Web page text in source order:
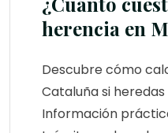
herencia en
Descubre cómo
Cataluña si
Información